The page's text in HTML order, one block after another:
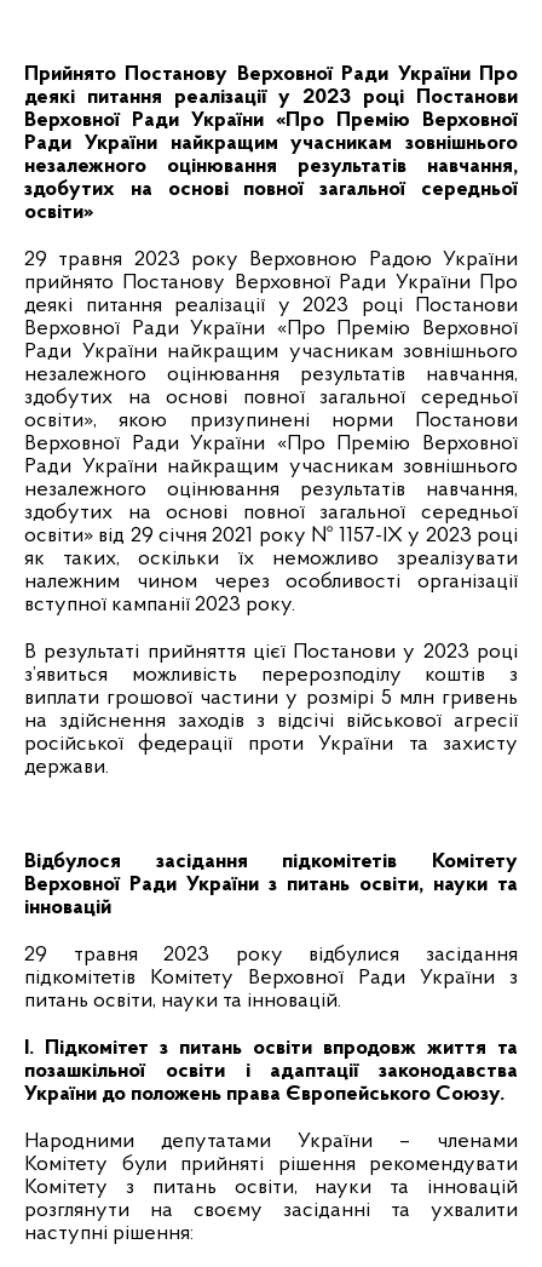
Прийнято Постанову Верховної Ради України Про
деякі питання реалізації у 2023 році Постанови
Верховної Ради України «Про Премію Верховної
Ради України найкращим учасникам зовнішнього
незалежного оцінювання результатів навчання,
здобутих на основі повної загальної середньої
освіти»
29 травня 2023 року Верховною Радою України
прийнято Постанову Верховної Ради України Про
деякі питання реалізації у 2023 році Постанови
Верховної Ради України «Про Премію Верховної
Ради України найкращим учасникам зовнішнього
незалежного оцінювання результатів навчання,
здобутих на основі повної загальної середньої
освіти», якою призупинені норми Постанови
Верховної Ради України «Про Премію Верховної
Ради України найкращим учасникам зовнішнього
незалежного оцінювання результатів навчання,
здобутих на основі повної загальної середньої
освіти» від 29 січня 2021 року № 1157-IX у 2023 році
як таких, оскільки їх неможливо зреалізувати
належним чином через особливості організації
вступної кампанії 2023 року.
В результаті прийняття цієї Постанови у 2023 році
з’явиться можливість перерозподілу коштів з
виплати грошової частини у розмірі 5 млн гривень
на здійснення заходів з відсічі військової агресії
російської федерації проти України та захисту
держави.
Відбулося засідання підкомітетів Комітету
Верховної Ради України з питань освіти, науки та
інновацій
29 травня 2023 року відбулися засідання
підкомітетів Комітету Верховної Ради України з
питань освіти, науки та інновацій.
І. Підкомітет з питань освіти впродовж життя та
позашкільної освіти і адаптації законодавства
України до положень права Європейського Союзу.
Народними депутатами України – членами
Комітету були прийняті рішення рекомендувати
Комітету з питань освіти, науки та інновацій
розглянути на своєму засіданні та ухвалити
наступні рішення: